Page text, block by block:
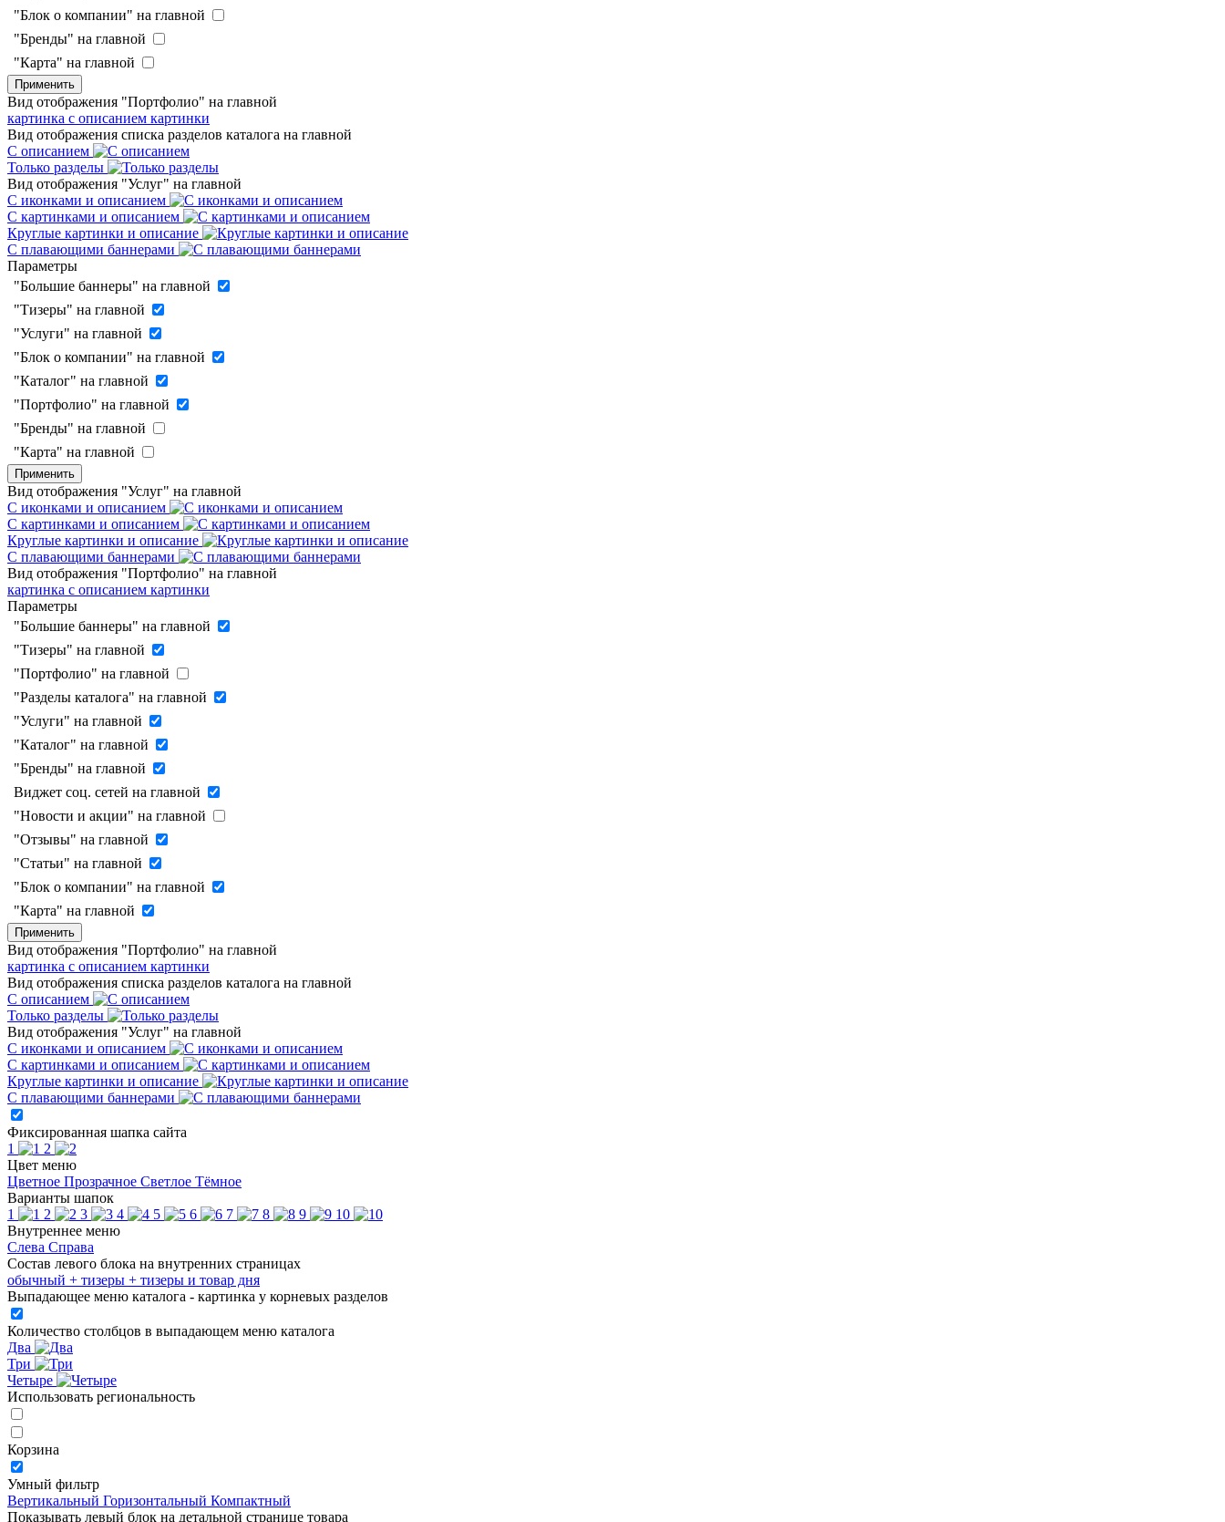
"Блок о компании" на главной
"Бренды" на главной
"Карта" на главной
Применить
Вид отображения "Портфолио" на главной
картинка с описанием картинки
Вид отображения списка разделов каталога на главной
С описанием
Только разделы
Вид отображения "Услуг" на главной
С иконками и описанием
С картинками и описанием
Круглые картинки и описание
С плавающими баннерами
Параметры
"Большие баннеры" на главной
"Тизеры" на главной
"Услуги" на главной
"Блок о компании" на главной
"Каталог" на главной
"Портфолио" на главной
"Бренды" на главной
"Карта" на главной
Применить
Вид отображения "Услуг" на главной
С иконками и описанием
С картинками и описанием
Круглые картинки и описание
С плавающими баннерами
Вид отображения "Портфолио" на главной
картинка с описанием картинки
Параметры
"Большие баннеры" на главной
"Тизеры" на главной
"Портфолио" на главной
"Разделы каталога" на главной
"Услуги" на главной
"Каталог" на главной
"Бренды" на главной
Виджет соц. сетей на главной
"Новости и акции" на главной
"Отзывы" на главной
"Статьи" на главной
"Блок о компании" на главной
"Карта" на главной
Применить
Вид отображения "Портфолио" на главной
картинка с описанием картинки
Вид отображения списка разделов каталога на главной
С описанием
Только разделы
Вид отображения "Услуг" на главной
С иконками и описанием
С картинками и описанием
Круглые картинки и описание
С плавающими баннерами
Фиксированная шапка сайта
1
2
Цвет меню
Цветное Прозрачное Светлое Тёмное
Варианты шапок
1
2 3 4 5 6 7 8 9
10
Внутреннее меню
Слева Справа
Состав левого блока на внутренних страницах
обычный + тизеры + тизеры и товар дня
Выпадающее меню каталога - картинка у корневых разделов
Количество столбцов в выпадающем меню каталога
Два
Три
Четыре
Использовать региональность
Корзина
Умный фильтр
Вертикальный Горизонтальный Компактный
Показывать левый блок на детальной странице товара